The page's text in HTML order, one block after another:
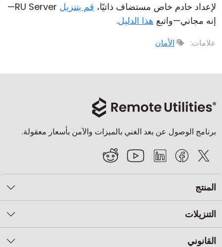
لإعداد خادم خاص مستضاف ذاتيًا، قم بتنزيل
RU Server—
إنه مجاني—واتبع هذا الدليل.
علامات: الأمان
برنامج الوصول عن بعد الغني بالميزات والآمن بأسعار معقولة.
المنتج
التنزيلات
القانوني